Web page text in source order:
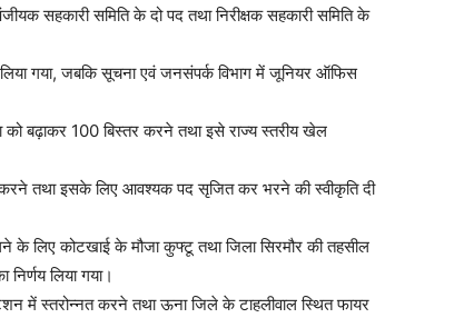
सहकारी समिति के दो पद तथा निरीक्षक सहकारी समिति के
गया, जबकि सूचना एवं जनसंपर्क विभाग में जूनियर ऑफिस
को बढ़ाकर 100 बिस्तर करने तथा इसे राज्य स्तरीय खेल
तथा इसके लिए आवश्यक पद सृजित कर भरने की स्वीकृति दी
के लिए कोटखाई के मौजा कुफ्टू तथा जिला सिरमौर की तहसील
लिया गया।
में स्तरोन्नत करने तथा ऊना जिले के टाहलीवाल स्थित फायर